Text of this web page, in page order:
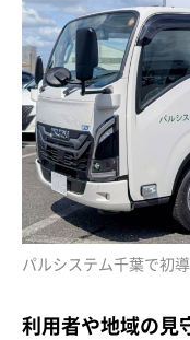
パルシステム千葉で初
利用者や地域の見